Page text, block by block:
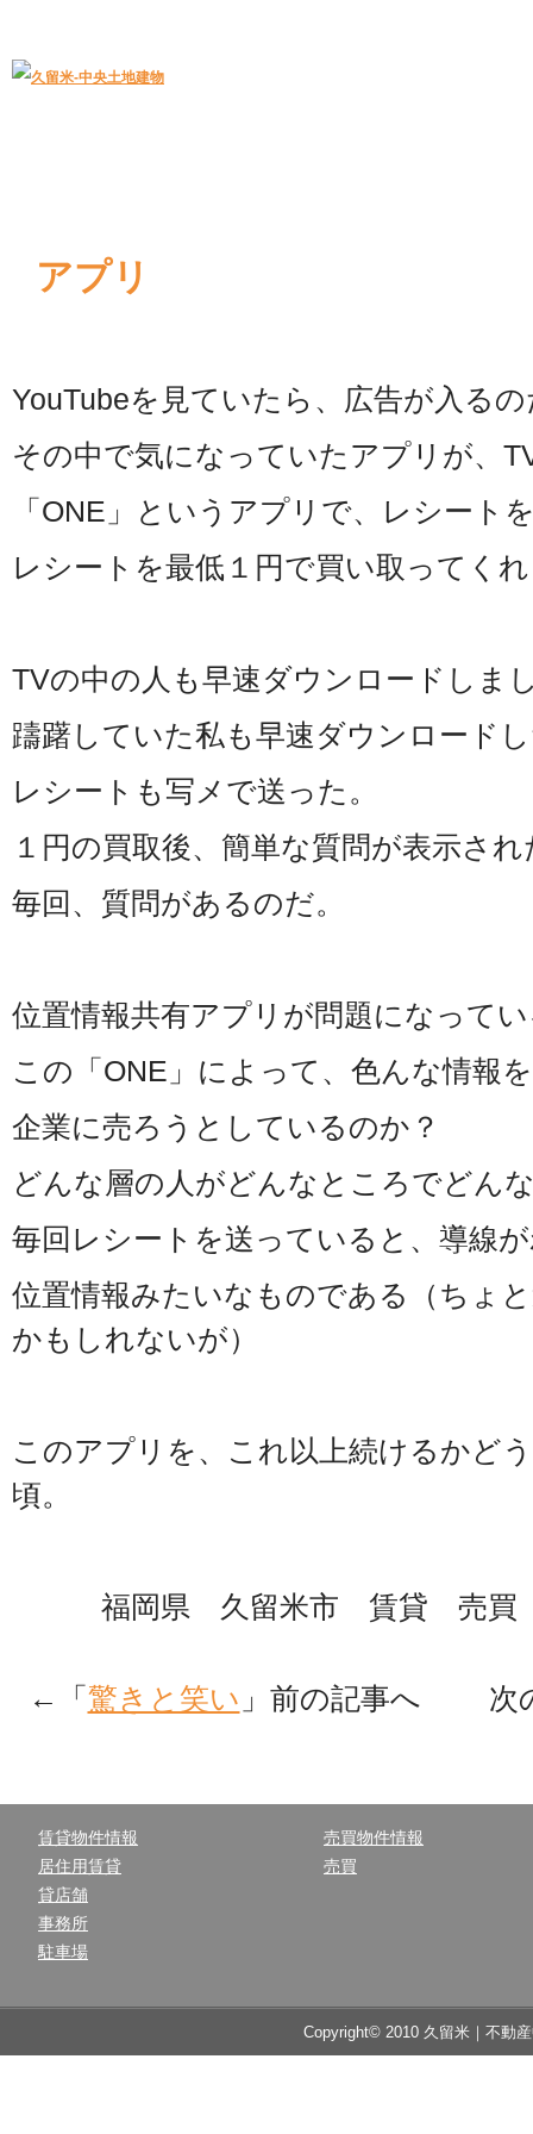
アプリ
YouTubeを見ていたら、広告が入る
その中で気になっていたアプリが、
「ONE」というアプリで、レシート
レシートを最低１円で買い取ってく
TVの中の人も早速ダウンロードしま
躊躇していた私も早速ダウンロード
レシートも写メで送った。
１円の買取後、簡単な質問が表示され
毎回、質問があるのだ。
位置情報共有アプリが問題になって
この「ONE」によって、色んな情報
企業に売ろうとしているのか？
どんな層の人がどんなところでどん
毎回レシートを送っていると、導線
位置情報みたいなものである（ちょ
かもしれないが）
このアプリを、これ以上続けるかど
頃。
福岡県 久留米市 賃貸 売買
←「 驚きと笑い 」前の記事へ 次
賃貸物件情報
居住用賃貸
貸店舗
事務所
駐車場
売買物件情報
売買
Copyright© 2010 久留米｜不動